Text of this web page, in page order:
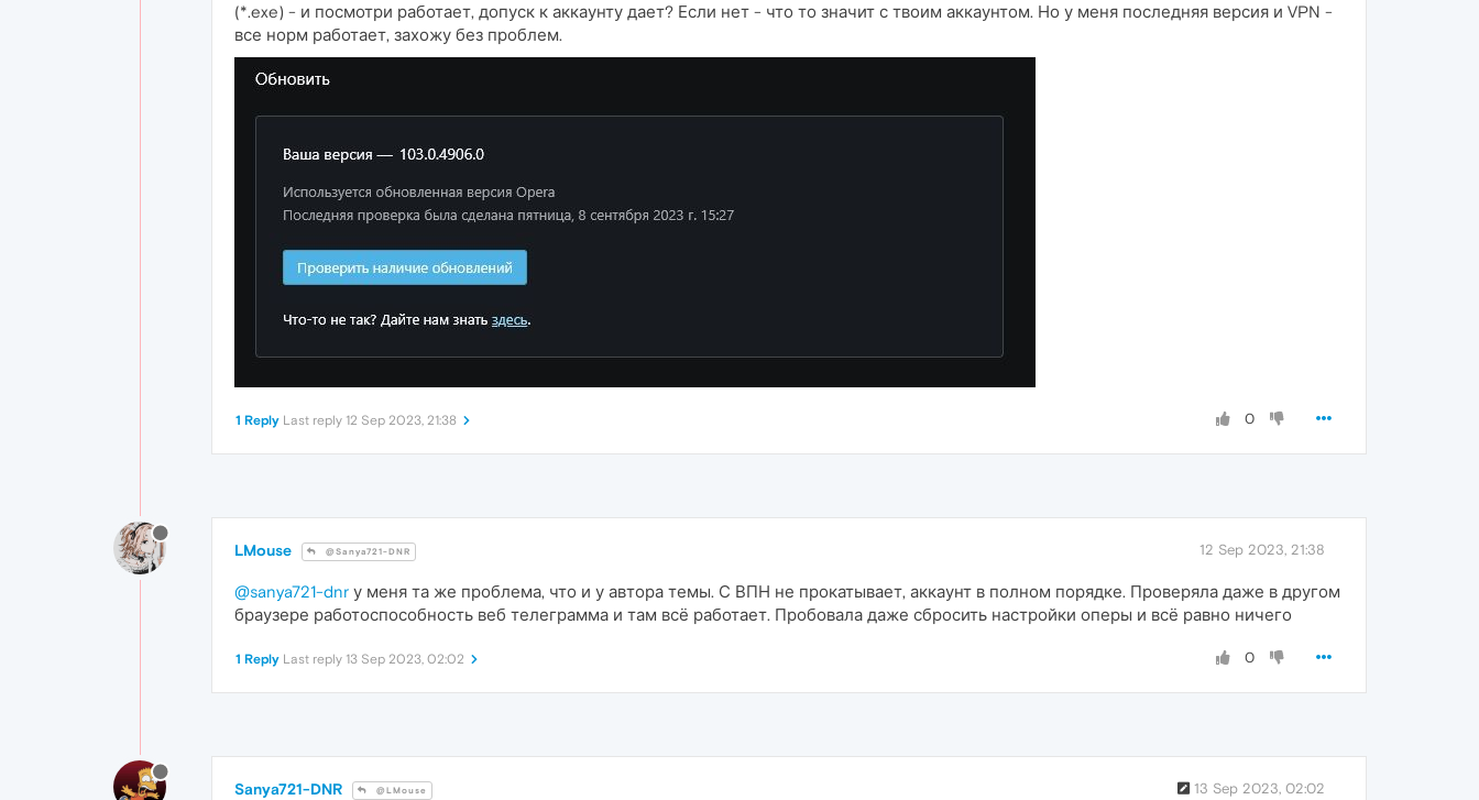
(*.exe) - и посмотри работает, допуск к аккаунту дает? Если нет - что то значит с твоим аккаунтом. Но у меня последняя версия и VPN -
все норм работает, захожу без проблем.
0
1 Reply Last reply 12 Sep 2023, 21:38
LMouse @Sanya721-DNR 12 Sep 2023, 21:38
@sanya721-dnr у меня та же проблема, что и у автора темы. С ВПН не прокатывает, аккаунт в полном порядке. Проверяла даже в другом
браузере работоспособность веб телеграмма и там всё работает. Пробовала даже сбросить настройки оперы и всё равно ничего
0
1 Reply Last reply 13 Sep 2023, 02:02
Sanya721-DNR @LMouse 13 Sep 2023, 02:02